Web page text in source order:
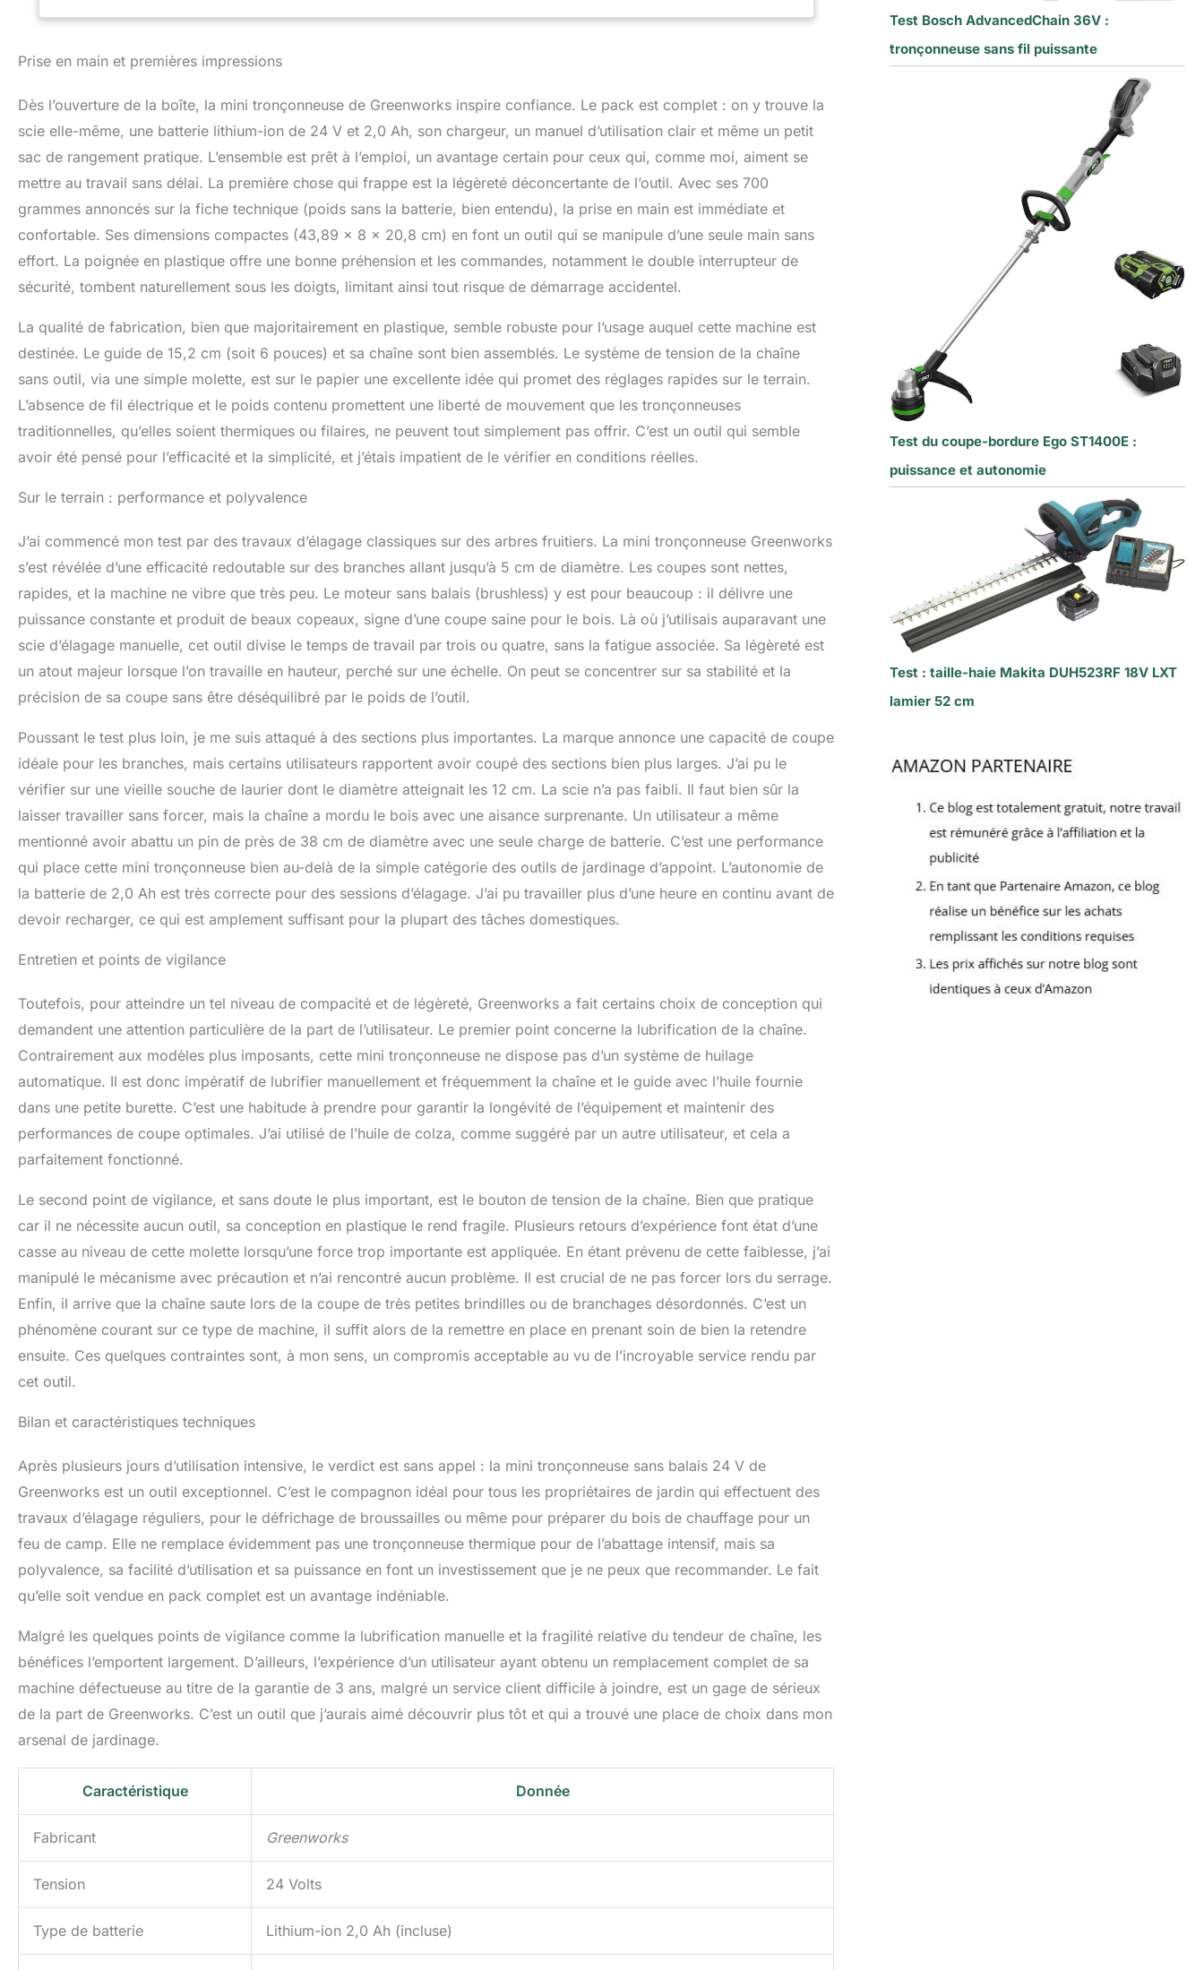
outil : pour un entretien rapide et facile de la barre et de la chaîne (pas d'outils
Prise en main et premières impressions
Dès l’ouverture de la boîte, la mini tronçonneuse de Greenworks inspire confiance. Le pack est complet : on y trouve la
scie elle-même, une batterie lithium-ion de 24 V et 2,0 Ah, son chargeur, un manuel d’utilisation clair et même un petit
sac de rangement pratique. L’ensemble est prêt à l’emploi, un avantage certain pour ceux qui, comme moi, aiment se
mettre au travail sans délai. La première chose qui frappe est la légèreté déconcertante de l’outil. Avec ses 700
grammes annoncés sur la fiche technique (poids sans la batterie, bien entendu), la prise en main est immédiate et
confortable. Ses dimensions compactes (43,89 x 8 x 20,8 cm) en font un outil qui se manipule d’une seule main sans
effort. La poignée en plastique offre une bonne préhension et les commandes, notamment le double interrupteur de
sécurité, tombent naturellement sous les doigts, limitant ainsi tout risque de démarrage accidentel.
La qualité de fabrication, bien que majoritairement en plastique, semble robuste pour l’usage auquel cette machine est
destinée. Le guide de 15,2 cm (soit 6 pouces) et sa chaîne sont bien assemblés. Le système de tension de la chaîne
sans outil, via une simple molette, est sur le papier une excellente idée qui promet des réglages rapides sur le terrain.
L’absence de fil électrique et le poids contenu promettent une liberté de mouvement que les tronçonneuses
traditionnelles, qu’elles soient thermiques ou filaires, ne peuvent tout simplement pas offrir. C’est un outil qui semble
avoir été pensé pour l’efficacité et la simplicité, et j’étais impatient de le vérifier en conditions réelles.
Sur le terrain : performance et polyvalence
J’ai commencé mon test par des travaux d’élagage classiques sur des arbres fruitiers. La mini tronçonneuse Greenworks
s’est révélée d’une efficacité redoutable sur des branches allant jusqu’à 5 cm de diamètre. Les coupes sont nettes,
rapides, et la machine ne vibre que très peu. Le moteur sans balais (brushless) y est pour beaucoup : il délivre une
puissance constante et produit de beaux copeaux, signe d’une coupe saine pour le bois. Là où j’utilisais auparavant une
scie d’élagage manuelle, cet outil divise le temps de travail par trois ou quatre, sans la fatigue associée. Sa légèreté est
un atout majeur lorsque l’on travaille en hauteur, perché sur une échelle. On peut se concentrer sur sa stabilité et la
précision de sa coupe sans être déséquilibré par le poids de l’outil.
Poussant le test plus loin, je me suis attaqué à des sections plus importantes. La marque annonce une capacité de coupe
idéale pour les branches, mais certains utilisateurs rapportent avoir coupé des sections bien plus larges. J’ai pu le
vérifier sur une vieille souche de laurier dont le diamètre atteignait les 12 cm. La scie n’a pas faibli. Il faut bien sûr la
laisser travailler sans forcer, mais la chaîne a mordu le bois avec une aisance surprenante. Un utilisateur a même
mentionné avoir abattu un pin de près de 38 cm de diamètre avec une seule charge de batterie. C’est une performance
qui place cette mini tronçonneuse bien au-delà de la simple catégorie des outils de jardinage d’appoint. L’autonomie de
la batterie de 2,0 Ah est très correcte pour des sessions d’élagage. J’ai pu travailler plus d’une heure en continu avant de
devoir recharger, ce qui est amplement suffisant pour la plupart des tâches domestiques.
Entretien et points de vigilance
Toutefois, pour atteindre un tel niveau de compacité et de légèreté, Greenworks a fait certains choix de conception qui
demandent une attention particulière de la part de l’utilisateur. Le premier point concerne la lubrification de la chaîne.
Contrairement aux modèles plus imposants, cette mini tronçonneuse ne dispose pas d’un système de huilage
automatique. Il est donc impératif de lubrifier manuellement et fréquemment la chaîne et le guide avec l’huile fournie
dans une petite burette. C’est une habitude à prendre pour garantir la longévité de l’équipement et maintenir des
performances de coupe optimales. J’ai utilisé de l’huile de colza, comme suggéré par un autre utilisateur, et cela a
parfaitement fonctionné.
Le second point de vigilance, et sans doute le plus important, est le bouton de tension de la chaîne. Bien que pratique
car il ne nécessite aucun outil, sa conception en plastique le rend fragile. Plusieurs retours d’expérience font état d’une
casse au niveau de cette molette lorsqu’une force trop importante est appliquée. En étant prévenu de cette faiblesse, j’ai
manipulé le mécanisme avec précaution et n’ai rencontré aucun problème. Il est crucial de ne pas forcer lors du serrage.
Enfin, il arrive que la chaîne saute lors de la coupe de très petites brindilles ou de branchages désordonnés. C’est un
phénomène courant sur ce type de machine, il suffit alors de la remettre en place en prenant soin de bien la retendre
ensuite. Ces quelques contraintes sont, à mon sens, un compromis acceptable au vu de l’incroyable service rendu par
cet outil.
Bilan et caractéristiques techniques
Après plusieurs jours d’utilisation intensive, le verdict est sans appel : la mini tronçonneuse sans balais 24 V de
Greenworks est un outil exceptionnel. C’est le compagnon idéal pour tous les propriétaires de jardin qui effectuent des
travaux d’élagage réguliers, pour le défrichage de broussailles ou même pour préparer du bois de chauffage pour un
feu de camp. Elle ne remplace évidemment pas une tronçonneuse thermique pour de l’abattage intensif, mais sa
polyvalence, sa facilité d’utilisation et sa puissance en font un investissement que je ne peux que recommander. Le fait
qu’elle soit vendue en pack complet est un avantage indéniable.
Malgré les quelques points de vigilance comme la lubrification manuelle et la fragilité relative du tendeur de chaîne, les
bénéfices l’emportent largement. D’ailleurs, l’expérience d’un utilisateur ayant obtenu un remplacement complet de sa
machine défectueuse au titre de la garantie de 3 ans, malgré un service client difficile à joindre, est un gage de sérieux
de la part de Greenworks. C’est un outil que j’aurais aimé découvrir plus tôt et qui a trouvé une place de choix dans mon
arsenal de jardinage.
Caractéristique Donnée
Fabricant Greenworks
Tension 24 Volts
Type de batterie Lithium-ion 2,0 Ah (incluse)
Test Bosch AdvancedChain 36V :
tronçonneuse sans fil puissante
Test du coupe-bordure Ego ST1400E :
puissance et autonomie
Test : taille-haie Makita DUH523RF 18V LXT
lamier 52 cm